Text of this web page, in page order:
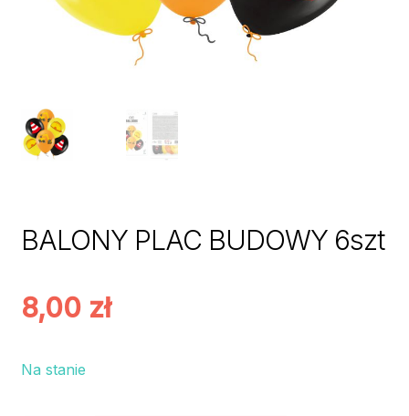
BALONY PLAC BUDOWY 6szt
8,00 zł
Na stanie